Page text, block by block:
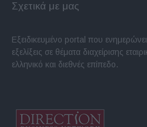
Σχετικά με μας
Εξειδικευμένο portal που ενημερώνει
εξελίξεις σε θέματα διαχείρισης
ελληνικό και διεθνές επίπεδο.